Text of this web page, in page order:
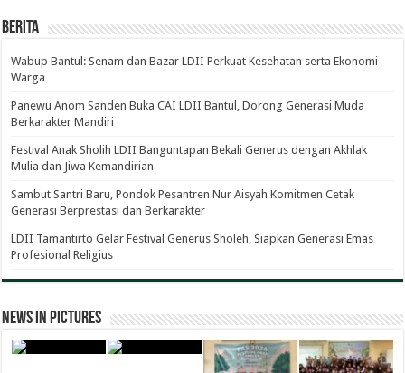
Berita
Wabup Bantul: Senam dan Bazar LDII Perkuat Kesehatan serta Ekonomi
Warga
Panewu Anom Sanden Buka CAI LDII Bantul, Dorong Generasi Muda
Berkarakter Mandiri
Festival Anak Sholih LDII Banguntapan Bekali Generus dengan Akhlak
Mulia dan Jiwa Kemandirian
Sambut Santri Baru, Pondok Pesantren Nur Aisyah Komitmen Cetak
Generasi Berprestasi dan Berkarakter
LDII Tamantirto Gelar Festival Generus Sholeh, Siapkan Generasi Emas
Profesional Religius
News in Pictures